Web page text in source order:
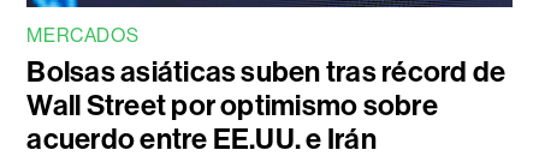
MERCADOS
Bolsas asiáticas suben tras récord de
Wall Street por optimismo sobre
acuerdo entre EE.UU. e Irán